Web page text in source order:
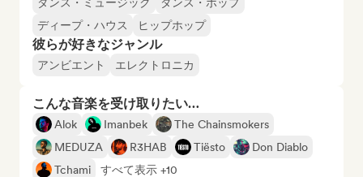
ディープ・ハウス
ヒップホップ
彼らが好きなジャンル
アンビエント エレクトロニカ
こんな音楽を受け取りたい…
Alok Imanbek
The Chainsmokers
MEDUZA
R3HAB Tiësto
Don Diablo
Tchami
すべて表示 +10